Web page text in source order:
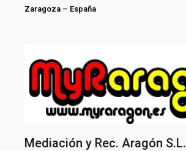
Zaragoza – España
Mediación y Rec. Aragón S.L.